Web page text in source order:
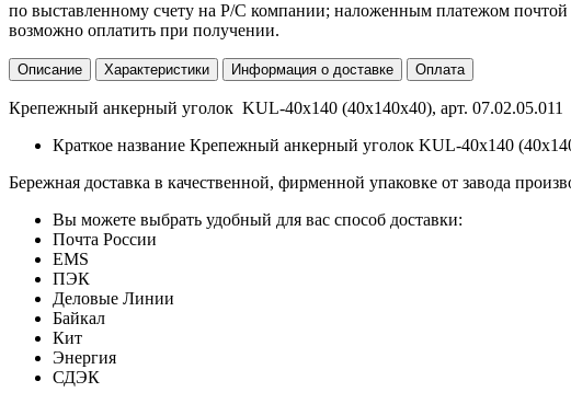
по выставленному счету на Р/С компании; наложенным платежом почтой
возможно оплатить при получении.
Описание Характеристики Информация о доставке Оплата
Крепежный анкерный уголок KUL-40х140 (40х140х40), арт. 07.02.05.011
Краткое название Крепежный анкерный уголок KUL-40х140
Бережная доставка в качественной, фирменной упаковке от завода
Вы можете выбрать удобный для вас способ доставки:
Почта России
EMS
ПЭК
Деловые Линии
Байкал
Кит
Энергия
СДЭК